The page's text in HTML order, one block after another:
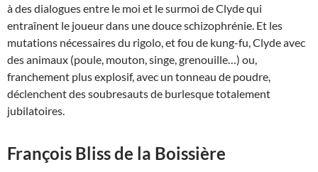
à des dialogues entre le moi et le surmoi de Clyde qui
entraînent le joueur dans une douce schizophrénie. Et les
mutations nécessaires du rigolo, et fou de kung-fu, Clyde avec
des animaux (poule, mouton, singe, grenouille…) ou,
franchement plus explosif, avec un tonneau de poudre,
déclenchent des soubresauts de burlesque totalement
jubilatoires.
François Bliss de la Boissière